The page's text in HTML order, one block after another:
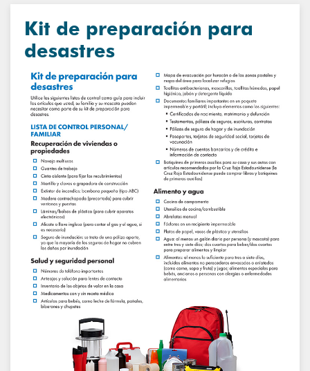
Kit de preparación para
desastres